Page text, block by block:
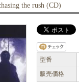
the rush (CD)
型番
販売価格